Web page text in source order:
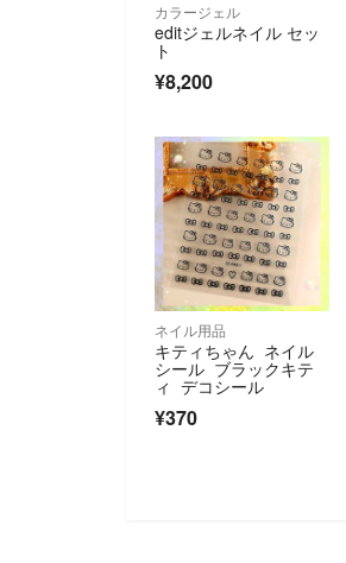
カラージェル
editジェルネイル セッ
ト
¥8,200
ネイル用品
キティちゃん ネイル
シール ブラックキテ
ィ デコシール
¥370